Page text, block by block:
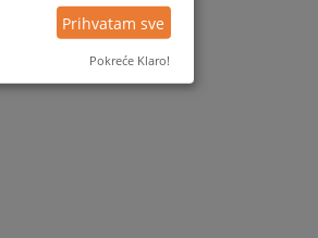
Prihvatam sve
Pokreće Klaro!